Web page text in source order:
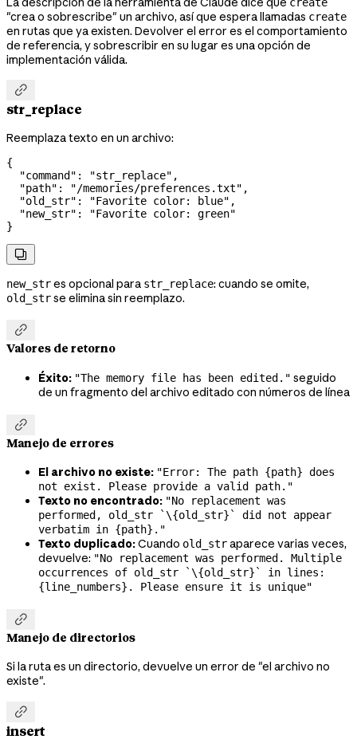
"crea o sobrescribe" un archivo, así que espera llamadas create
en rutas que ya existen. Devolver el error es el comportamiento
de referencia, y sobrescribir en su lugar es una opción de
implementación válida.

str_replace
Reemplaza texto en un archivo:
{
  "command"
: "str_replace" ,
  "path"
: "/memories/preferences.txt" ,
  "old_str"
: "Favorite color: blue" ,
  "new_str"
:
"Favorite color: green"
}

new_stres opcional para str_replace: cuando se omite,
old_strse elimina sin reemplazo.

Valores de retorno
Éxito: "The memory file has been edited." seguido
de un fragmento del archivo editado con números de línea

Manejo de errores
El archivo no existe: "Error: The path {path} does
not exist. Please provide a valid path."
Texto no encontrado: "No replacement was
performed, old_str `\{old_str}` did not appear
verbatim in {path}."
Texto duplicado:Cuando old_straparece varias veces,
devuelve: "No replacement was performed. Multiple
occurrences of old_str `\{old_str}` in lines:
{line_numbers}. Please ensure it is unique"

Manejo de directorios
Si la ruta es un directorio, devuelve un error de "el archivo no
existe".

insert